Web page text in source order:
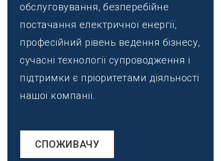
обслуговування, безперебійне
постачання електричної енергії,
професійний рівень ведення бізнесу,
сучасні технології супроводження і
підтримки є пріоритетами діяльності
нашої компанії.
СПОЖИВАЧУ